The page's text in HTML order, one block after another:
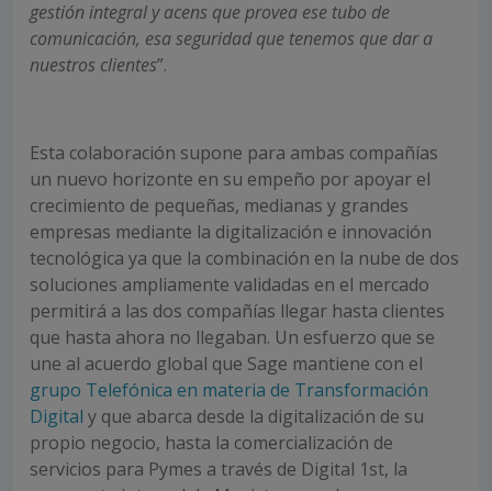
gestión integral y acens que provea ese tubo de
comunicación, esa seguridad que tenemos que dar a
nuestros clientes”.
Esta colaboración supone para ambas compañías
un nuevo horizonte en su empeño por apoyar el
crecimiento de pequeñas, medianas y grandes
empresas mediante la digitalización e innovación
tecnológica ya que la combinación en la nube de dos
soluciones ampliamente validadas en el mercado
permitirá a las dos compañías llegar hasta clientes
que hasta ahora no llegaban. Un esfuerzo que se
une al acuerdo global que Sage mantiene con el
grupo Telefónica en materia de Transformación
Digital y que abarca desde la digitalización de su
propio negocio, hasta la comercialización de
servicios para Pymes a través de Digital 1st, la